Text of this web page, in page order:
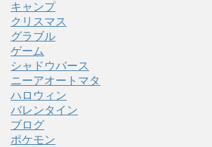
キャンプ
クリスマス
グラブル
ゲーム
シャドウバース
ニーアオートマタ
ハロウィン
バレンタイン
ブログ
ポケモン